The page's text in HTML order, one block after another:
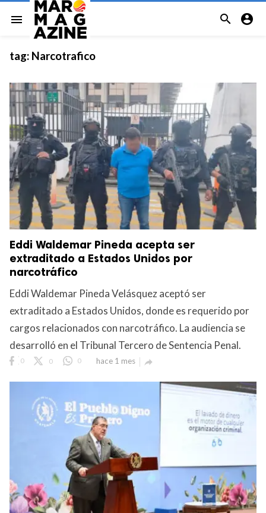
menu  
los derechos.
tag: Narcotrafico
Eddi Waldemar Pineda acepta ser
extraditado a Estados Unidos por
narcotráfico
Eddi Waldemar Pineda Velásquez aceptó ser
extraditado a Estados Unidos, donde es requerido por
cargos relacionados con narcotráfico. La audiencia se
desarrolló en el Tribunal Tercero de Sentencia Penal.
0 0 0 hace 1 mes 